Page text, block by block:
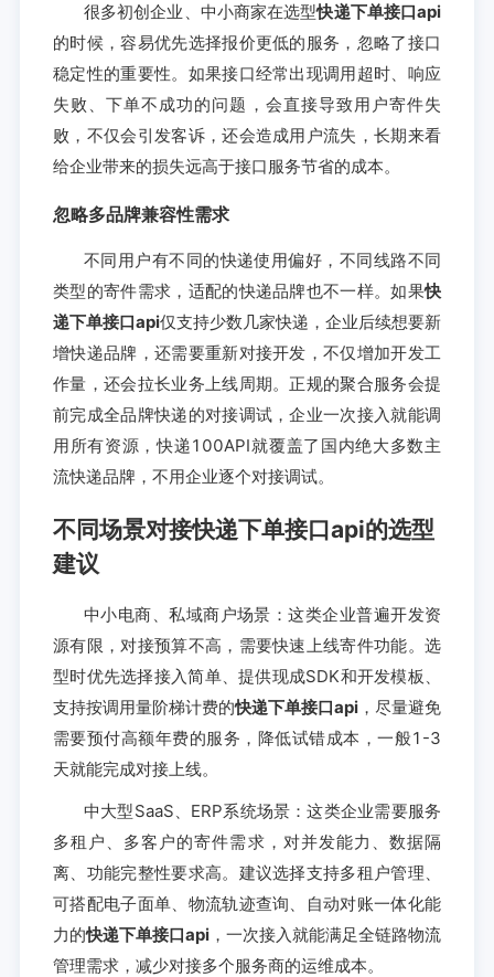
很多初创企业、中小商家在选型快递下单接口api
的时候，容易优先选择报价更低的服务，忽略了接口
稳定性的重要性。如果接口经常出现调用超时、响应
失败、下单不成功的问题，会直接导致用户寄件失
败，不仅会引发客诉，还会造成用户流失，长期来看
给企业带来的损失远高于接口服务节省的成本。
忽略多品牌兼容性需求
不同用户有不同的快递使用偏好，不同线路不同
类型的寄件需求，适配的快递品牌也不一样。如果快
递下单接口api仅支持少数几家快递，企业后续想要新
增快递品牌，还需要重新对接开发，不仅增加开发工
作量，还会拉长业务上线周期。正规的聚合服务会提
前完成全品牌快递的对接调试，企业一次接入就能调
用所有资源，快递100API就覆盖了国内绝大多数主
流快递品牌，不用企业逐个对接调试。
不同场景对接快递下单接口api的选型
建议
中小电商、私域商户场景：这类企业普遍开发资
源有限，对接预算不高，需要快速上线寄件功能。选
型时优先选择接入简单、提供现成SDK和开发模板、
支持按调用量阶梯计费的快递下单接口api ，尽量避免
需要预付高额年费的服务，降低试错成本，一般1-3
天就能完成对接上线。
中大型SaaS、ERP系统场景：这类企业需要服务
多租户、多客户的寄件需求，对并发能力、数据隔
离、功能完整性要求高。建议选择支持多租户管理、
可搭配电子面单、物流轨迹查询、自动对账一体化能
力的快递下单接口api，一次接入就能满足全链路物流
管理需求，减少对接多个服务商的运维成本。